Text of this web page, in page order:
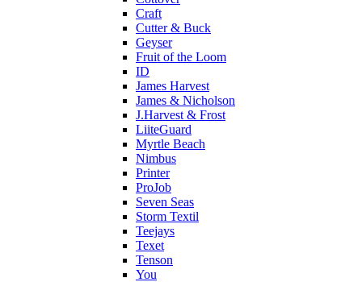
Craft
Cutter & Buck
Geyser
Fruit of the Loom
ID
James Harvest
James & Nicholson
J.Harvest & Frost
LiiteGuard
Myrtle Beach
Nimbus
Printer
ProJob
Seven Seas
Storm Textil
Teejays
Texet
Tenson
You